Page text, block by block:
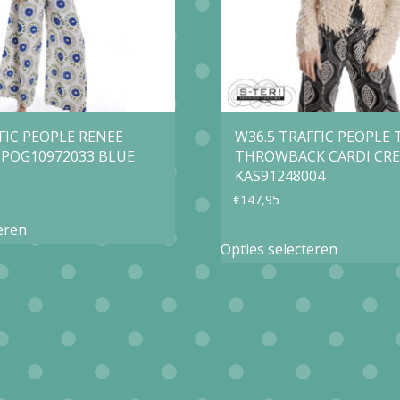
gekozen
worden
op
de
productpagina
gekozen
worden
op
de
PEOPLE RENEE
BLUE
product
heeft
meerdere
variaties.
optie
W36.5 TRAFFIC PEOPLE
THROWBACK CARDI
KAS91248004
€147,95
Opties selecteren
product
meerdere
variaties.
Deze